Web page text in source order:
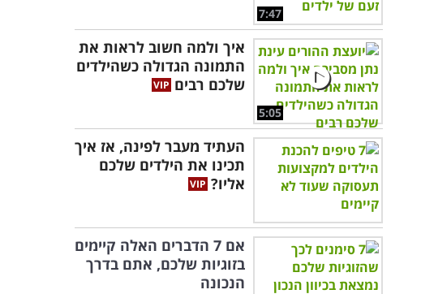
7:47
5:05
איך ולמה חשוב לראות את
התמונה הגדולה כשהילדים
שלכם רבים
העתיד מעבר לפינה, אז איך
תכינו את הילדים שלכם
אליו?
אם 7 הדברים האלה קיימים
בזוגיות שלכם, אתם בדרך
הנכונה